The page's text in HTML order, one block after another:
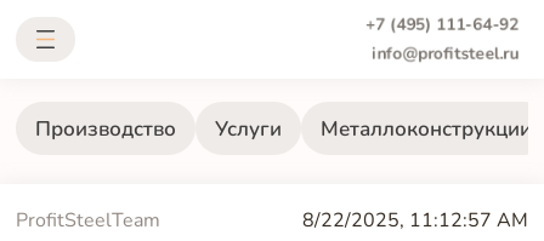
+7 (495) 111-64-92
info@profitsteel.ru
Производство Услуги Металлоконструкции
ProfitSteelTeam 8/22/2025, 11:12:57 AM